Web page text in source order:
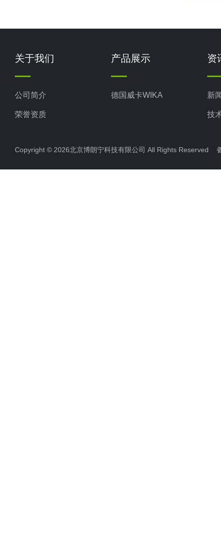
关于我们
公司简介
荣誉资质
产品展示
德国威卡WIKA
资
新
技
Copyright © 2026北京博朗宁科技有限公司 All Rights Reserved